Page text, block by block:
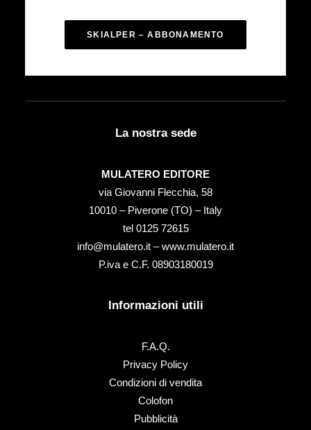
SKIALPER – ABBONAMENTO
La nostra sede
MULATERO EDITORE
via Giovanni Flecchia, 58
10010 – Piverone (TO) – Italy
tel ‭0125 72615‬
info@mulatero.it –www.mulatero.it
P.iva e C.F. 08903180019
Informazioni utili
F.A.Q.
Privacy Policy
Condizioni di vendita
Colofon
Pubblicità